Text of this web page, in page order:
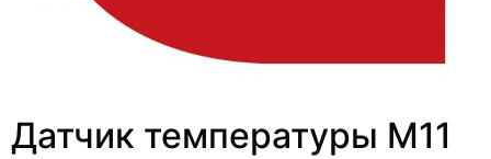
Датчик температуры M11